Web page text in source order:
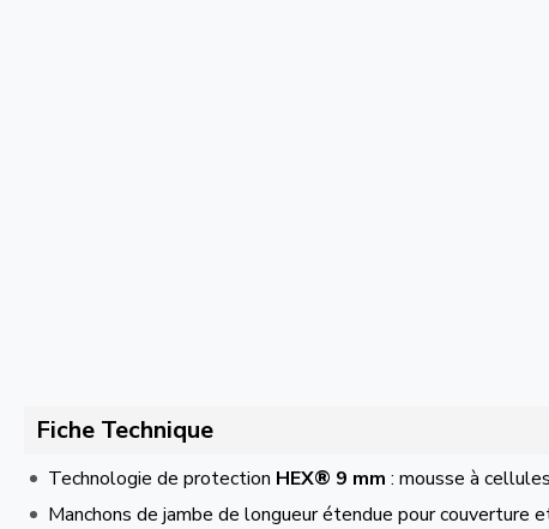
Fiche Technique
Technologie de protection HEX® 9 mm : mousse à
Manchons de jambe de longueur étendue pour couverture